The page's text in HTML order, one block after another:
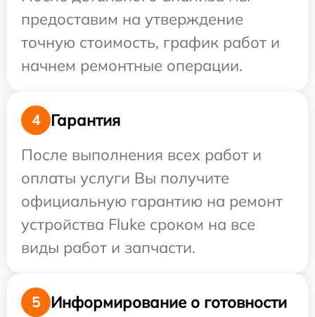
предоставим на утверждение
точную стоимость, график работ и
начнем ремонтные операции.
4
Гарантия
После выполнения всех работ и
оплаты услуги Вы получите
официальную гарантию на ремонт
устройства Fluke сроком на все
виды работ и запчасти.
5
Информирование о готовности